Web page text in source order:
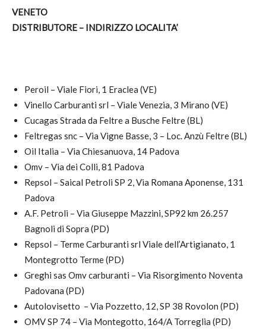
VENETO
DISTRIBUTORE – INDIRIZZO LOCALITA’
Peroil – Viale Fiori, 1 Eraclea (VE)
Vinello Carburanti srl – Viale Venezia, 3 Mirano (VE)
Cucagas Strada da Feltre a Busche Feltre (BL)
Feltregas snc – Via Vigne Basse, 3 – Loc. Anzù Feltre (BL)
Oil Italia – Via Chiesanuova, 14 Padova
Omv – Via dei Colli, 81 Padova
Repsol – Saical Petroli SP 2, Via Romana Aponense, 131
Padova
A.F. Petroli – Via Giuseppe Mazzini, SP92 km 26.257
Bagnoli di Sopra (PD)
Repsol – Terme Carburanti srl Viale dell’Artigianato, 1
Montegrotto Terme (PD)
Greghi sas Omv carburanti – Via Risorgimento Noventa
Padovana (PD)
Autolovisetto – Via Pozzetto, 12, SP 38 Rovolon (PD)
OMV SP 74 – Via Montegotto, 164/A Torreglia (PD)